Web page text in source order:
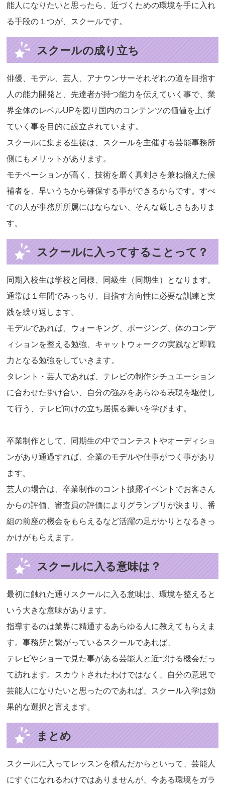
能人になりたいと思ったら、近づくための環境を手に入れ
る手段の１つが、スクールです。
スクールの成り立ち
俳優、モデル、芸人、アナウンサーそれぞれの道を目指す
人の能力開発と、先達者が持つ能力を伝えていく事で、業
界全体のレベルUPを図り国内のコンテンツの価値を上げ
ていく事を目的に設立されています。
スクールに集まる生徒は、スクールを主催する芸能事務所
側にもメリットがあります。
モチベーションが高く、技術を磨く真剣さを兼ね揃えた候
補者を、早いうちから確保する事ができるからです。すべ
ての人が事務所所属にはならない、そんな厳しさもありま
す。
スクールに入ってすることって？
同期入校生は学校と同様、同級生（同期生）となります。
通常は１年間でみっちり、目指す方向性に必要な訓練と実
践を繰り返します。
モデルであれば、ウォーキング、ポージング、体のコンデ
ィションを整える勉強、キャットウォークの実践など即戦
力となる勉強をしていきます。
タレント・芸人であれば、テレビの制作シチュエーション
に合わせた掛け合い、自分の強みをあらゆる表現を駆使し
て行う、テレビ向けの立ち居振る舞いを学びます。
卒業制作として、同期生の中でコンテストやオーディショ
ンがあり通過すれば、企業のモデルや仕事がつく事があり
ます。
芸人の場合は、卒業制作のコント披露イベントでお客さん
からの評価、審査員の評価によりグランプリが決まり、番
組の前座の機会をもらえるなど活躍の足がかりとなるきっ
かけがもらえます。
スクールに入る意味は？
最初に触れた通りスクールに入る意味は、環境を整えると
いう大きな意味があります。
指導するのは業界に精通するあらゆる人に教えてもらえま
す。事務所と繋がっているスクールであれば、
テレビやショーで見た事がある芸能人と近づける機会だっ
て訪れます。スカウトされたわけではなく、自分の意思で
芸能人になりたいと思ったのであれば、スクール入学は効
果的な選択と言えます。
まとめ
スクールに入ってレッスンを積んだからといって、芸能人
にすぐになれるわけではありませんが、今ある環境をガラ